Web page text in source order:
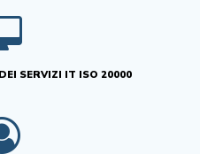
SERVIZI IT ISO 20000